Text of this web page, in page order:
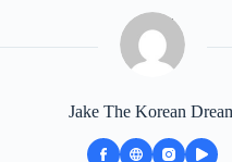
Jake The Korean